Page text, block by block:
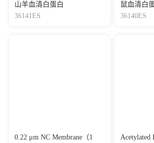
山羊血清白蛋白
36141ES
鼠血清白
36140ES
0.22 μm NC Membrane（1
Acetylated